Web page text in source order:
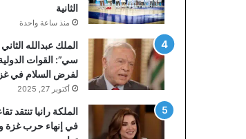
الثانية
منذ ساعة واحدة
الملك عبدالله
سي”: القوات
لفرض السلام في
أكتوبر 27, 2025
الملكة رانيا تنتقد
في إنهاء حرب غزة